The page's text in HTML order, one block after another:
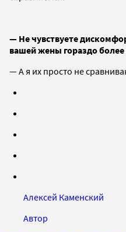
— Не чувствуете
вашей жены гораздо
— А я их просто не
Алексей Каменский
Автор